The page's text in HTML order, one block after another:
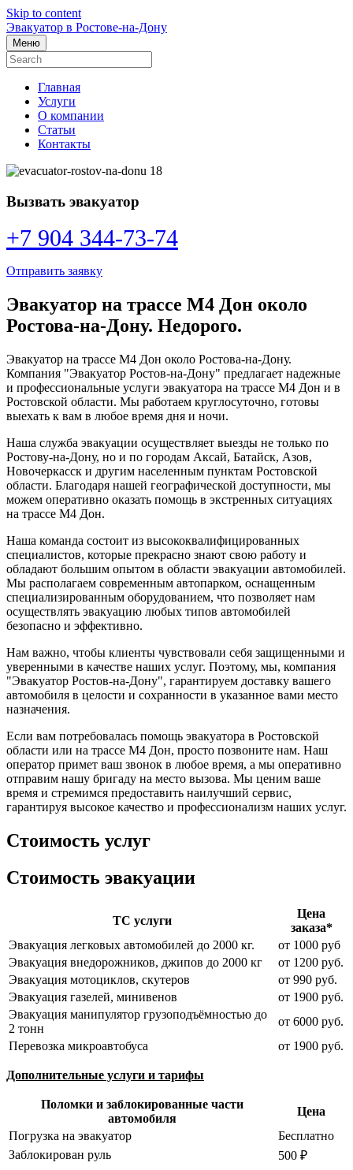
Skip to content
Эвакуатор в Ростове-на-Дону
Меню
Главная
Услуги
О компании
Статьи
Контакты
Вызвать эвакуатор
+7 904 344-73-74
Отправить заявку
Эвакуатор на трассе М4 Дон около
Ростова-на-Дону. Недорого.
Эвакуатор на трассе М4 Дон около Ростова-на-Дону.
Компания "Эвакуатор Ростов-на-Дону" предлагает надежные
и профессиональные услуги эвакуатора на трассе М4 Дон и в
Ростовской области. Мы работаем круглосуточно, готовы
выехать к вам в любое время дня и ночи.
Наша служба эвакуации осуществляет выезды не только по
Ростову-на-Дону, но и по городам Аксай, Батайск, Азов,
Новочеркасск и другим населенным пунктам Ростовской
области. Благодаря нашей географической доступности, мы
можем оперативно оказать помощь в экстренных ситуациях
на трассе М4 Дон.
Наша команда состоит из высококвалифицированных
специалистов, которые прекрасно знают свою работу и
обладают большим опытом в области эвакуации автомобилей.
Мы располагаем современным автопарком, оснащенным
специализированным оборудованием, что позволяет нам
осуществлять эвакуацию любых типов автомобилей
безопасно и эффективно.
Нам важно, чтобы клиенты чувствовали себя защищенными и
уверенными в качестве наших услуг. Поэтому, мы, компания
"Эвакуатор Ростов-на-Дону", гарантируем доставку вашего
автомобиля в целости и сохранности в указанное вами место
назначения.
Если вам потребовалась помощь эвакуатора в Ростовской
области или на трассе М4 Дон, просто позвоните нам. Наш
оператор примет ваш звонок в любое время, а мы оперативно
отправим нашу бригаду на место вызова. Мы ценим ваше
время и стремимся предоставить наилучший сервис,
гарантируя высокое качество и профессионализм наших услуг.
Стоимость услуг
Стоимость эвакуации
ТС услуги
Цена
заказа*
Эвакуация легковых автомобилей до 2000 кг.
от 1000 руб
Эвакуация внедорожников, джипов до 2000 кг
от 1200 руб.
Эвакуация мотоциклов, скутеров
от 990 руб.
Эвакуация газелей, минивенов
от 1900 руб.
Эвакуация манипулятор грузоподъёмностью до
2 тонн
от 6000 руб.
Перевозка микроавтобуса
от 1900 руб.
Дополнительные услуги и тарифы
Поломки и заблокированные части
автомобиля
Цена
Погрузка на эвакуатор
Бесплатно
Заблокирован руль
500 ₽